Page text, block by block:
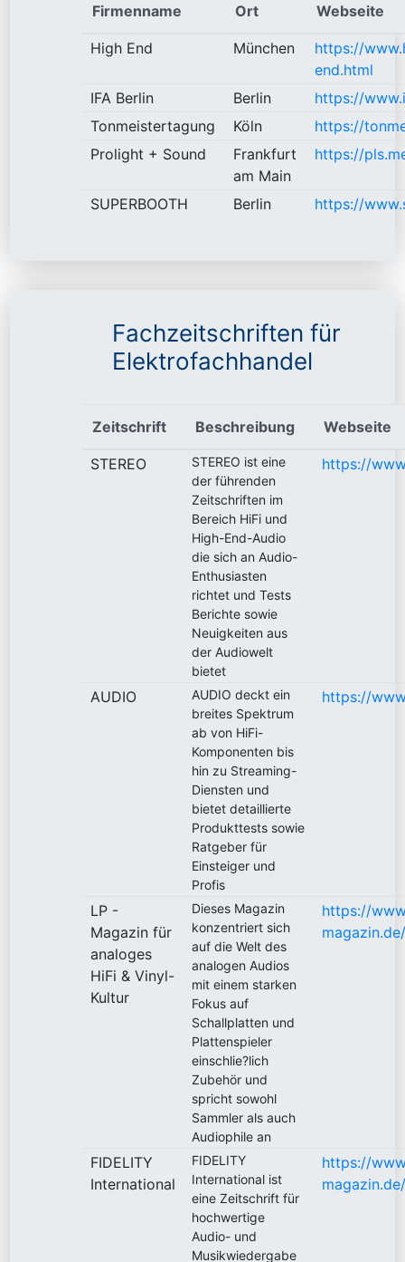
Firmenname Ort Webseite
High End München
https://
end.html
IFA Berlin
Berlin
https://
Tonmeistertagung
Köln
https://
Prolight + Sound
Frankfurt
am Main
https://
SUPERBOOTH Berlin https://
Fachzeitschriften für
Elektrofachhandel
Zeitschrift Beschreibung Webseite
STEREO
STEREO ist eine
der führenden
Zeitschriften im
Bereich HiFi und
High-End-Audio
die sich an Audio-
Enthusiasten
richtet und Tests
Berichte sowie
Neuigkeiten aus
der Audiowelt
bietet
https://
AUDIO
AUDIO deckt ein
breites Spektrum
ab von HiFi-
Komponenten bis
hin zu Streaming-
Diensten und
bietet detaillierte
Produkttests sowie
Ratgeber für
Einsteiger und
Profis
https://
LP -
Magazin für
analoges
HiFi & Vinyl-
Kultur
Dieses Magazin
konzentriert sich
auf die Welt des
analogen Audios
mit einem starken
Fokus auf
Schallplatten und
Plattenspieler
einschlie?lich
Zubehör und
spricht sowohl
Sammler als auch
Audiophile an
https://
magazin.de/
FIDELITY
International
FIDELITY
International ist
eine Zeitschrift für
hochwertige
Audio- und
Musikwiedergabe
https://
magazin.de/